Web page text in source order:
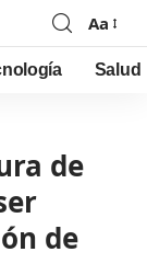
Font
Resizer
Aa
Salud
de
de